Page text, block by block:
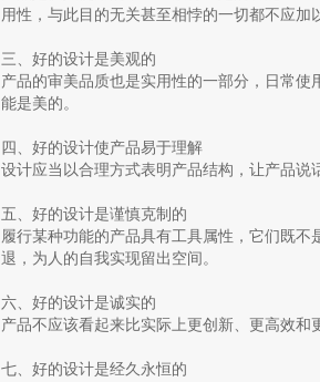
用性，与此目的无关甚至相悖的一切都不应加
三、好的设计是美观的
产品的审美品质也是实用性的一部分，日常
能是美的。
四、好的设计使产品易于理解
设计应当以合理方式表明产品结构，让产品说
五、好的设计是谨慎克制的
履行某种功能的产品具有工具属性，它们既
退，为人的自我实现留出空间。
六、好的设计是诚实的
产品不应该看起来比实际上更创新、更高效和
七、好的设计是经久永恒的